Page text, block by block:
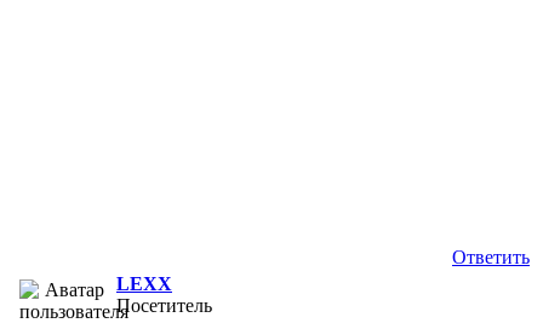
Ответить
LEXX
Посетитель